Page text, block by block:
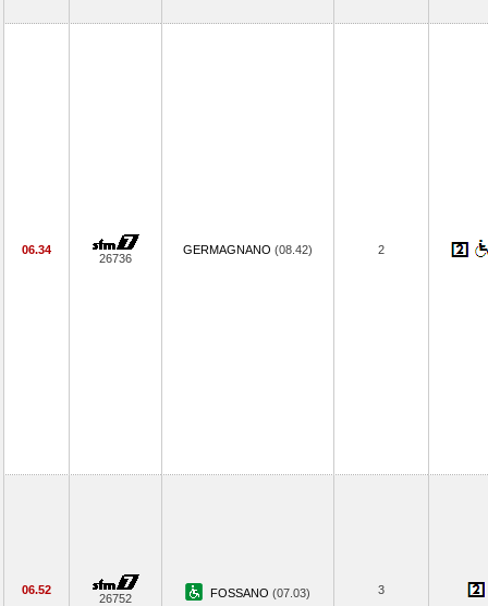
06.34
26736
GERMAGNANO (08.42) 2
06.52
26752 FOSSANO (07.03) 3